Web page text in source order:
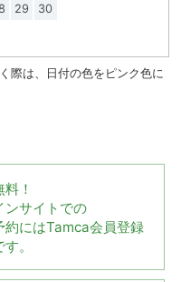
29 30
際は、日付の色をピンク色に
！
ンサイトでの
約にはTamca会員登録
。